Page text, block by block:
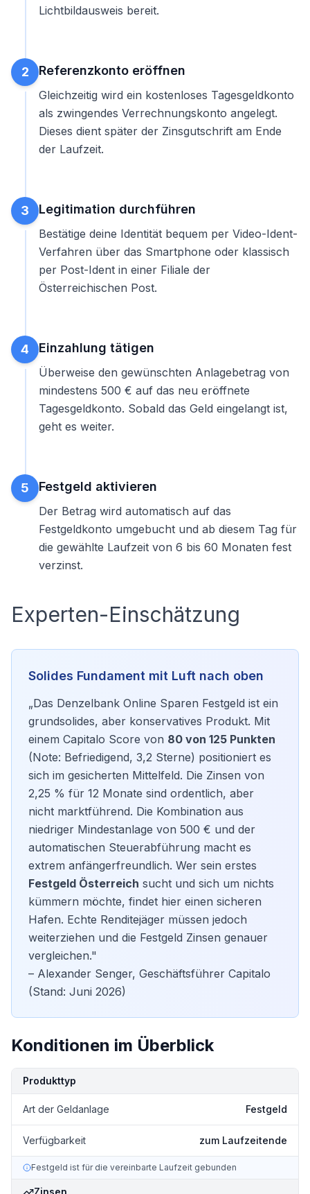
Lichtbildausweis bereit.
2 Referenzkonto eröffnen
Gleichzeitig wird ein kostenloses Tagesgeldkonto
als zwingendes Verrechnungskonto angelegt.
Dieses dient später der Zinsgutschrift am Ende
der Laufzeit.
3 Legitimation durchführen
Bestätige deine Identität bequem per Video-Ident-
Verfahren über das Smartphone oder klassisch
per Post-Ident in einer Filiale der
Österreichischen Post.
4 Einzahlung tätigen
Überweise den gewünschten Anlagebetrag von
mindestens 500 € auf das neu eröffnete
Tagesgeldkonto. Sobald das Geld eingelangt ist,
geht es weiter.
5 Festgeld aktivieren
Der Betrag wird automatisch auf das
Festgeldkonto umgebucht und ab diesem Tag für
die gewählte Laufzeit von 6 bis 60 Monaten fest
verzinst.
Experten-Einschätzung
Solides Fundament mit Luft nach oben
„Das Denzelbank Online Sparen Festgeld ist ein
grundsolides, aber konservatives Produkt. Mit
einem Capitalo Score von 80 von 125 Punkten
(Note: Befriedigend, 3,2 Sterne) positioniert es
sich im gesicherten Mittelfeld. Die Zinsen von
2,25 % für 12 Monate sind ordentlich, aber
nicht marktführend. Die Kombination aus
niedriger Mindestanlage von 500 € und der
automatischen Steuerabführung macht es
extrem anfängerfreundlich. Wer sein erstes
Festgeld Österreich sucht und sich um nichts
kümmern möchte, findet hier einen sicheren
Hafen. Echte Renditejäger müssen jedoch
weiterziehen und die Festgeld Zinsen genauer
vergleichen."
– Alexander Senger, Geschäftsführer Capitalo
(Stand: Juni 2026)
Konditionen im Überblick
KonditionDetails
Produkttyp
Art der Geldanlage Festgeld
Verfügbarkeit zum Laufzeitende
Festgeld ist für die vereinbarte Laufzeit gebunden
Zinsen